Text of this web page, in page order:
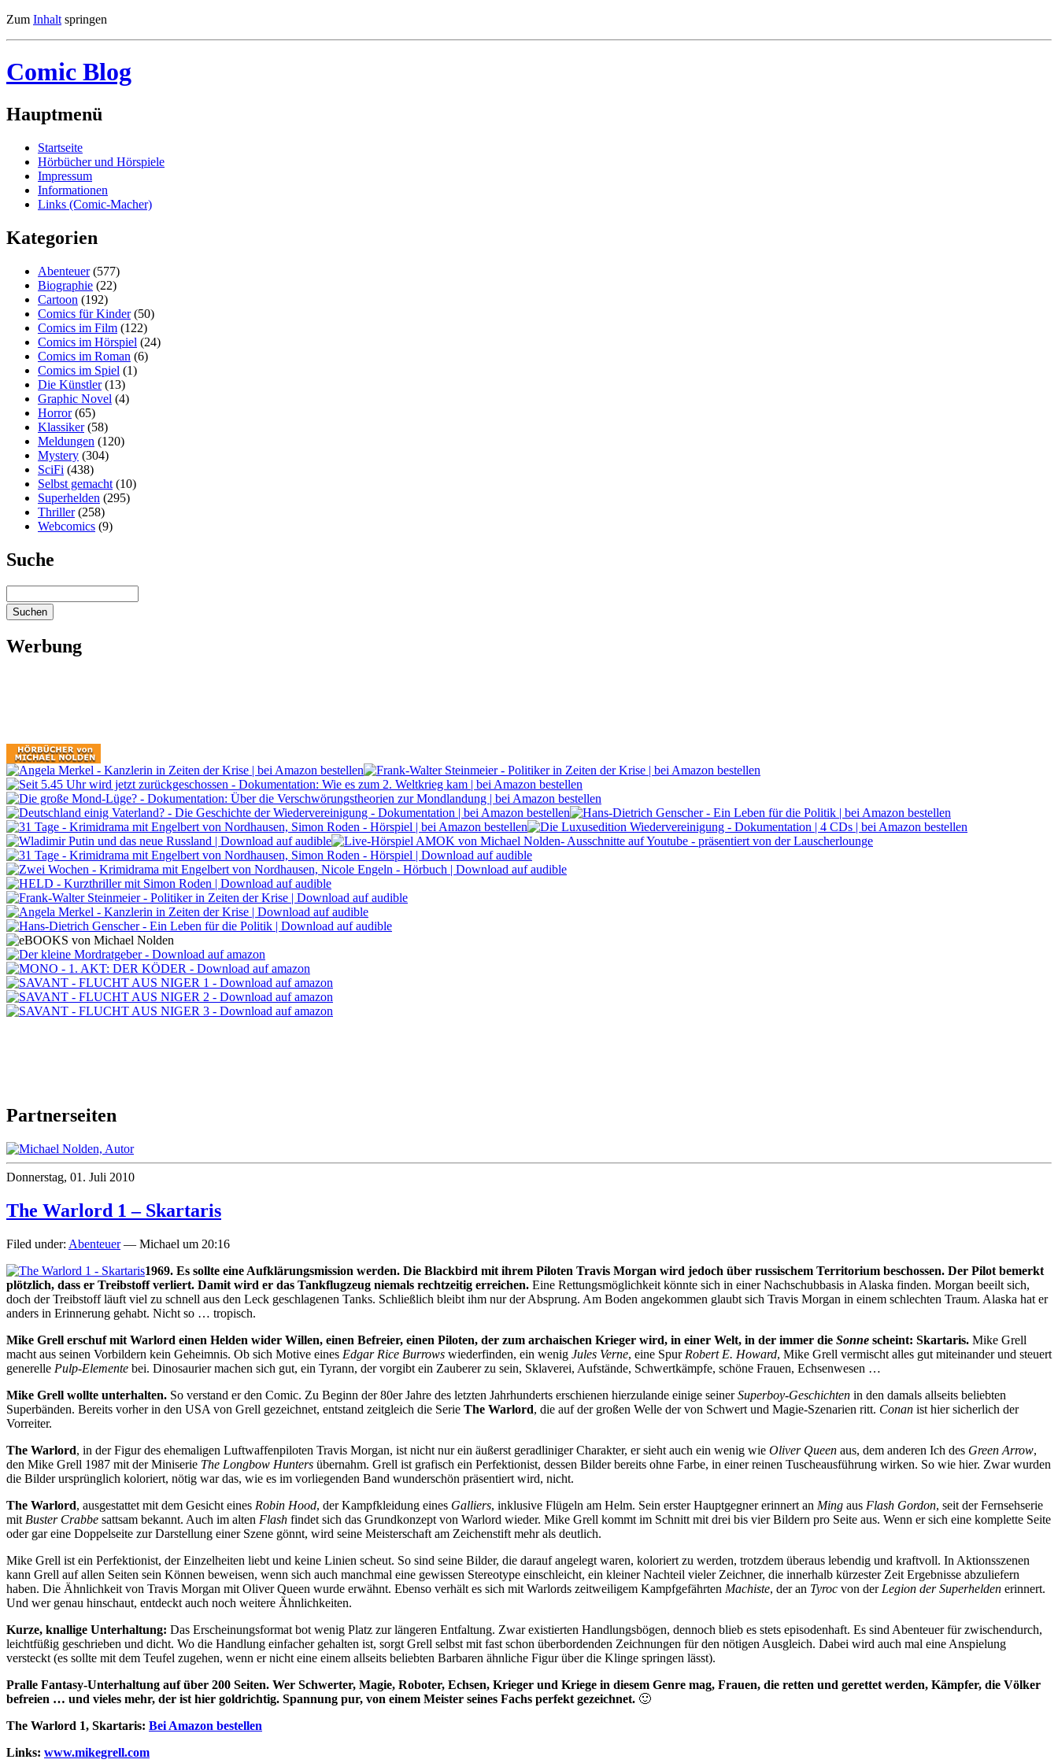
Zum Inhalt springen
Comic Blog
Hauptmenü
Startseite
Hörbücher und Hörspiele
Impressum
Informationen
Links (Comic-Macher)
Kategorien
Abenteuer(577)
Biographie (22)
Cartoon (192)
Comics für Kinder(50)
Comics im Film (122)
Comics im Hörspiel (24)
Comics im Roman (6)
Comics im Spiel (1)
Die Künstler(13)
Graphic Novel (4)
Horror(65)
Klassiker(58)
Meldungen (120)
Mystery (304)
SciFi (438)
Selbst gemacht (10)
Superhelden (295)
Thriller(258)
Webcomics (9)
Suche
Werbung
Partnerseiten
Donnerstag, 01. Juli 2010
The Warlord 1 – Skartaris
Filed under: Abenteuer— Michael um 20:16
1969. Es sollte eine Aufklärungsmission werden. Die Blackbird mit ihrem Piloten Travis Morgan wird jedoch über russischem Territorium beschossen. Der Pilot bemerkt
plötzlich, dass er Treibstoff verliert. Damit wird er das Tankflugzeug niemals rechtzeitig erreichen. Eine Rettungsmöglichkeit könnte sich in einer Nachschubbasis in Alaska finden. Morgan beeilt sich,
doch der Treibstoff läuft viel zu schnell aus den Leck geschlagenen Tanks. Schließlich bleibt ihm nur der Absprung. Am Boden angekommen glaubt sich Travis Morgan in einem schlechten Traum. Alaska hat er
anders in Erinnerung gehabt. Nicht so … tropisch.
Mike Grell erschuf mit Warlord einen Helden wider Willen, einen Befreier, einen Piloten, der zum archaischen Krieger wird, in einer Welt, in der immer die Sonne scheint: Skartaris. Mike Grell
macht aus seinen Vorbildern kein Geheimnis. Ob sich Motive eines Edgar Rice Burrows wiederfinden, ein wenig Jules Verne, eine Spur Robert E. Howard, Mike Grell vermischt alles gut miteinander und steuert
generelle Pulp-Elemente bei. Dinosaurier machen sich gut, ein Tyrann, der vorgibt ein Zauberer zu sein, Sklaverei, Aufstände, Schwertkämpfe, schöne Frauen, Echsenwesen …
Mike Grell wollte unterhalten. So verstand er den Comic. Zu Beginn der 80er Jahre des letzten Jahrhunderts erschienen hierzulande einige seinerSuperboy-Geschichten in den damals allseits beliebten
Superbänden. Bereits vorher in den USA von Grell gezeichnet, entstand zeitgleich die Serie The Warlord, die auf der großen Welle der von Schwert und Magie-Szenarien ritt. Conan ist hier sicherlich der
Vorreiter.
The Warlord, in der Figur des ehemaligen Luftwaffenpiloten Travis Morgan, ist nicht nur ein äußerst geradliniger Charakter, er sieht auch ein wenig wie Oliver Queen aus, dem anderen Ich des Green Arrow,
den Mike Grell 1987 mit der Miniserie The Longbow Hunters übernahm. Grell ist grafisch ein Perfektionist, dessen Bilder bereits ohne Farbe, in einer reinen Tuscheausführung wirken. So wie hier. Zwar wurden
die Bilder ursprünglich koloriert, nötig war das, wie es im vorliegenden Band wunderschön präsentiert wird, nicht.
The Warlord, ausgestattet mit dem Gesicht eines Robin Hood, der Kampfkleidung eines Galliers, inklusive Flügeln am Helm. Sein erster Hauptgegner erinnert an Ming aus Flash Gordon, seit der Fernsehserie
mit Buster Crabbe sattsam bekannt. Auch im alten Flash findet sich das Grundkonzept von Warlord wieder. Mike Grell kommt im Schnitt mit drei bis vier Bildern pro Seite aus. Wenn er sich eine komplette Seite
oder gar eine Doppelseite zur Darstellung einer Szene gönnt, wird seine Meisterschaft am Zeichenstift mehr als deutlich.
Mike Grell ist ein Perfektionist, der Einzelheiten liebt und keine Linien scheut. So sind seine Bilder, die darauf angelegt waren, koloriert zu werden, trotzdem überaus lebendig und kraftvoll. In Aktionsszenen
kann Grell auf allen Seiten sein Können beweisen, wenn sich auch manchmal eine gewissen Stereotype einschleicht, ein kleiner Nachteil vieler Zeichner, die innerhalb kürzester Zeit Ergebnisse abzuliefern
haben. Die Ähnlichkeit von Travis Morgan mit Oliver Queen wurde erwähnt. Ebenso verhält es sich mit Warlords zeitweiligem Kampfgefährten Machiste, der an Tyroc von der Legion der Superhelden erinnert.
Und wer genau hinschaut, entdeckt auch noch weitere Ähnlichkeiten.
Kurze, knallige Unterhaltung: Das Erscheinungsformat bot wenig Platz zur längeren Entfaltung. Zwar existierten Handlungsbögen, dennoch blieb es stets episodenhaft. Es sind Abenteuer für zwischendurch,
leichtfüßig geschrieben und dicht. Wo die Handlung einfacher gehalten ist, sorgt Grell selbst mit fast schon überbordenden Zeichnungen für den nötigen Ausgleich. Dabei wird auch mal eine Anspielung
versteckt (es sollte mit dem Teufel zugehen, wenn er nicht eine einem allseits beliebten Barbaren ähnliche Figur über die Klinge springen lässt).
Pralle Fantasy-Unterhaltung auf über 200 Seiten. Wer Schwerter, Magie, Roboter, Echsen, Krieger und Kriege in diesem Genre mag, Frauen, die retten und gerettet werden, Kämpfer, die Völker
befreien … und vieles mehr, der ist hier goldrichtig. Spannung pur, von einem Meister seines Fachs perfekt gezeichnet. 🙂
The Warlord 1, Skartaris: Bei Amazon bestellen
Links: www.mikegrell.com